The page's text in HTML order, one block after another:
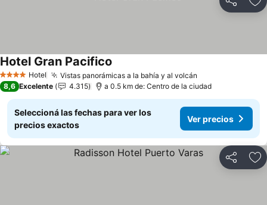
Compartir
4 EstrellasHotel Vistas panorámicas a la bahía y al volcán
Hotel Gran Pacifico
8,6 Excelente 4.315 a 0.5 km de: Centro de la ciudad
Seleccioná las fechas para ver los
precios exactos
Ver precios
Compartir